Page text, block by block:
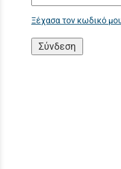
Ξέχασα τον κωδικό
Σύνδεση